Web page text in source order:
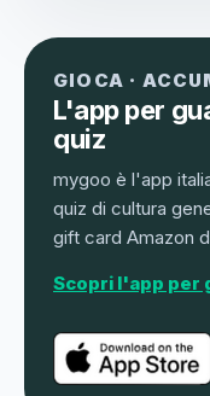
GIOCA ·
L'app per
quiz
mygoo è l'app
quiz di cultura
gift card Amazon
Scopri l'app per